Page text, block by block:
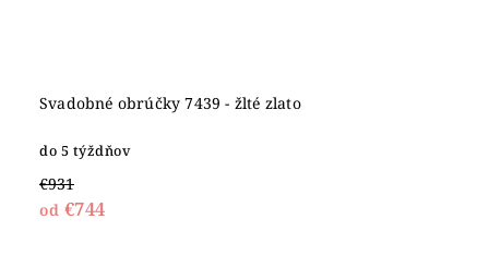
Svadobné obrúčky 7439 - žlté zlato
do 5 týždňov
€931
od €744